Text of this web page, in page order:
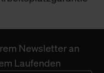
Newsletter an
Laufenden